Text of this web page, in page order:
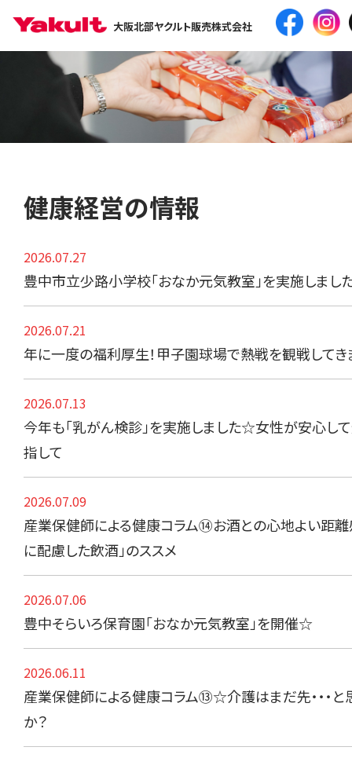
大阪北部ヤクルト販売株式会社
健康経営の情報
2026.07.27
豊中市立少路小学校「おなか元気教室」を実施しまし
2026.07.21
年に一度の福利厚生！甲子園球場で熱戦を観戦して
2026.07.13
今年も「乳がん検診」を実施しました☆女性が安心し
指して
2026.07.09
産業保健師による健康コラム⑭お酒との心地よい距離
に配慮した飲酒」のススメ
2026.07.06
豊中そらいろ保育園「おなか元気教室」を開催☆
2026.06.11
産業保健師による健康コラム⑬☆介護はまだ先・・・と
か？